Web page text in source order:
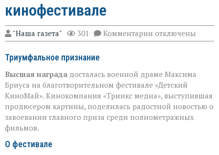
кинофестивале
"Наша газета" 301 Комментарии к
записи
крови»
на
кинофестивале
отключены
Триумфальное признание
Высшая награда досталась военной драме Максима
Бриуса на благотворительном фестивале «Детский
КиноМай». Кинокомпания «Триикс медиа», выступившая
продюсером картины, поделилась радостной новостью о
завоевании главного приза среди полнометражных
фильмов.
О фестивале